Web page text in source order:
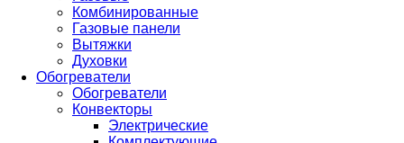
Комбинированные
Газовые панели
Вытяжки
Духовки
Обогреватели
Обогреватели
Конвекторы
Электрические